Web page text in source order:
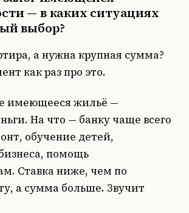
— в каких ситуациях
выбор?
а нужна крупная сумма?
как раз про это.
имеющееся жильё —
На что — банку чаще всего
обучение детей,
помощь
Ставка ниже, чем по
а сумма больше. Звучит